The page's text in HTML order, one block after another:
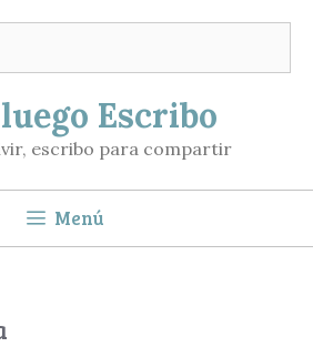
Escribo
escribo para compartir
Menú